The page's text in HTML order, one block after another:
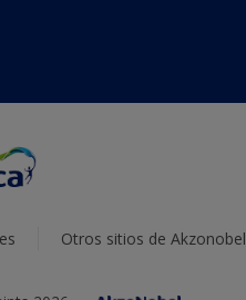
Otros sitios de Akzonobel